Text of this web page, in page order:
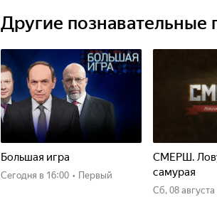
доктор Скотт Соломон предвидит ряд
Другие познавательные
Большая игра
Сегодня в 16:00 • Первый
СМЕРШ.
самурая
сб, 08 августа